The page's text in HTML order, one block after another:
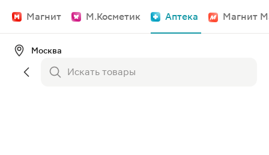
Магнит М.Косметик Аптека Магнит
Москва